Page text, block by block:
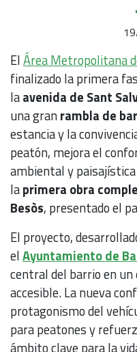
ElÁrea Metropolitana
finalizado la primera
laavenida de Sant
una granrambla de
estancia y la
peatón, mejora el
ambiental y
laprimera obra
Besòs, presentado el
El proyecto,
elAyuntamiento de
central del barrio en
accesible. La nueva
protagonismo del
para peatones y
ámbito clave para la